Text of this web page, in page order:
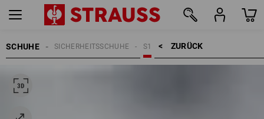
SCHUHE ZURÜCK    >
S1
SICHERHEITSSCHUHE